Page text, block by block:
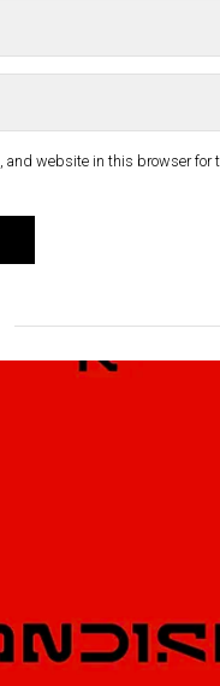
and website in this browser for